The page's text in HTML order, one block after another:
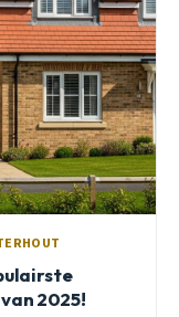
2025!